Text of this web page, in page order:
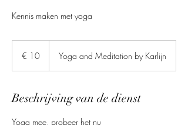
Kennis maken met yoga
€ 10 Yoga and Meditation by Karlijn
Beschrijving van de dienst
Yoga mee, probeer het nu